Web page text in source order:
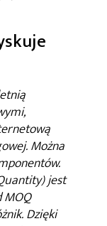
Można
jest
Dzięki